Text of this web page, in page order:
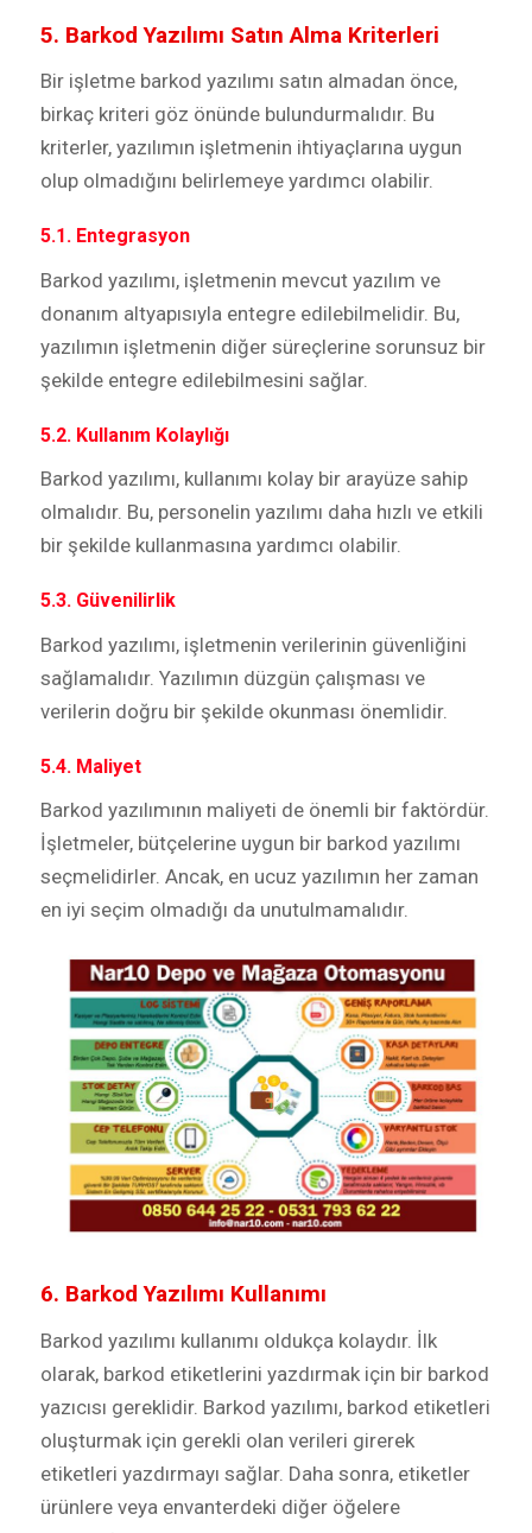
5. Barkod Yazılımı Satın Alma Kriterleri
Bir işletme barkod yazılımı satın almadan önce,
birkaç kriteri göz önünde bulundurmalıdır. Bu
kriterler, yazılımın işletmenin ihtiyaçlarına uygun
olup olmadığını belirlemeye yardımcı olabilir.
5.1. Entegrasyon
Barkod yazılımı, işletmenin mevcut yazılım ve
donanım altyapısıyla entegre edilebilmelidir. Bu,
yazılımın işletmenin diğer süreçlerine sorunsuz bir
şekilde entegre edilebilmesini sağlar.
5.2. Kullanım Kolaylığı
Barkod yazılımı, kullanımı kolay bir arayüze sahip
olmalıdır. Bu, personelin yazılımı daha hızlı ve etkili
bir şekilde kullanmasına yardımcı olabilir.
5.3. Güvenilirlik
Barkod yazılımı, işletmenin verilerinin güvenliğini
sağlamalıdır. Yazılımın düzgün çalışması ve
verilerin doğru bir şekilde okunması önemlidir.
5.4. Maliyet
Barkod yazılımının maliyeti de önemli bir faktördür.
İşletmeler, bütçelerine uygun bir barkod yazılımı
seçmelidirler. Ancak, en ucuz yazılımın her zaman
en iyi seçim olmadığı da unutulmamalıdır.
6. Barkod Yazılımı Kullanımı
Barkod yazılımı kullanımı oldukça kolaydır. İlk
olarak, barkod etiketlerini yazdırmak için bir barkod
yazıcısı gereklidir. Barkod yazılımı, barkod etiketleri
oluşturmak için gerekli olan verileri girerek
etiketleri yazdırmayı sağlar. Daha sonra, etiketler
ürünlere veya envanterdeki diğer öğelere